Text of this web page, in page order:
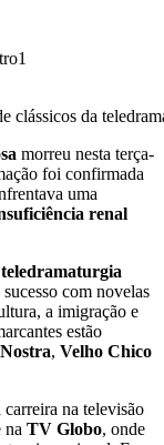
morreu nesta terça-
foi confirmada
uma
renal
teledramaturgia
com novelas
a imigração e
estão
, Velho Chico
na televisão
na TV Globo, onde